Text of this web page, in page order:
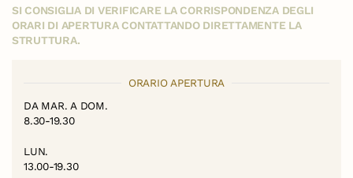
SI CONSIGLIA DI VERIFICARE LA CORRISPONDENZA DEGLI
ORARI DI APERTURA CONTATTANDO DIRETTAMENTE LA
STRUTTURA.
ORARIO APERTURA
DA MAR. A DOM.
8.30-19.30
LUN.
13.00-19.30